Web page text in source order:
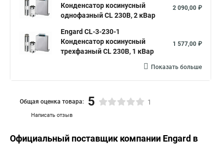
Конденсатор косинусный
однофазный CL 230В, 2 кВар
2 090,00 ₽
Engard CL-3-230-1
Конденсатор косинусный
трехфазный CL 230В, 1 кВар
1 577,00 ₽
Показать больше
Написать отзыв
Общая оценка товара: 5 1
Официальный поставщик компании Engard в